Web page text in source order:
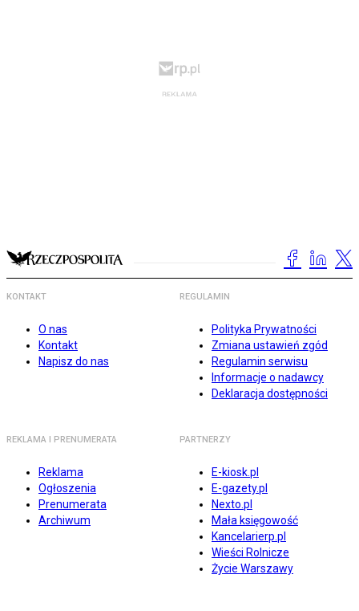
KONTAKT
O nas
Kontakt
Napisz do nas
REGULAMIN
Polityka Prywatności
Zmiana ustawień zgód
Regulamin serwisu
Informacje o nadawcy
Deklaracja dostępności
REKLAMA I PRENUMERATA
Reklama
Ogłoszenia
Prenumerata
Archiwum
PARTNERZY
E-kiosk.pl
E-gazety.pl
Nexto.pl
Mała księgowość
Kancelarierp.pl
Wieści Rolnicze
Życie Warszawy